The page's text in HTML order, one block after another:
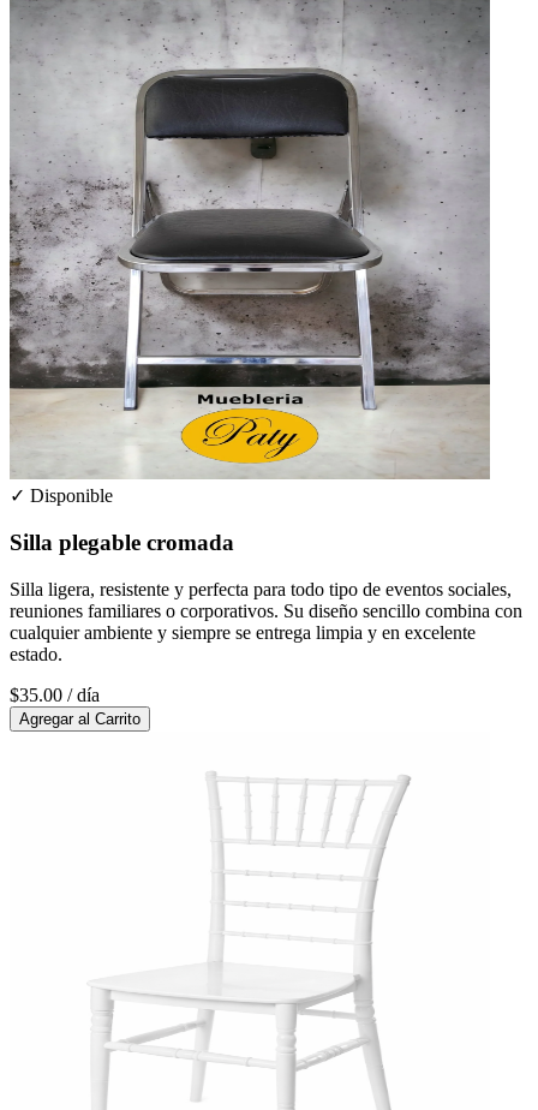
✓ Disponible
Silla plegable cromada
Silla ligera, resistente y perfecta para todo tipo de eventos sociales,
reuniones familiares o corporativos. Su diseño sencillo combina con
cualquier ambiente y siempre se entrega limpia y en excelente
estado.
$35.00 / día
Agregar al Carrito